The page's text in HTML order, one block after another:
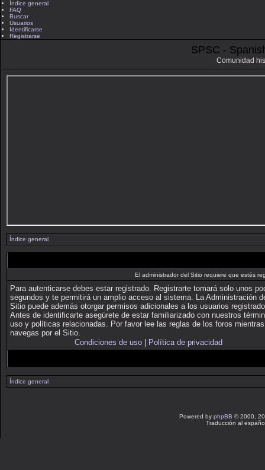
Índice general
FAQ
Buscar
Usuarios
Identificarse
Registrarse
SPSC -
Comunidad
Índice general
El administrador del Sitio requiere que estés
Para autenticarse debes estar registrado. Registrarte tomará solo unos
segundos y te permitirá un amplio acceso al sistema. La Administración
Sitio puede además otorgar permisos adicionales a los usuarios
Antes de identificarte asegúrete de estar familiarizado con nuestros
uso y políticas relacionadas. Por favor lee las reglas de los foros mientras
navegas por el Sitio.
Condiciones de uso| Política de privacidad
Índice general
Powered by phpBB © 2000,
Traducción al